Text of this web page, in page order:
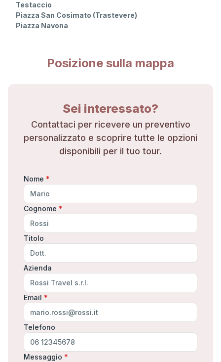
Testaccio
Piazza San Cosimato (Trastevere)
Piazza Navona
Posizione sulla mappa
Sei interessato?
Contattaci per ricevere un preventivo
personalizzato e scoprire tutte le opzioni
disponibili per il tuo tour.
Nome *
Cognome *
Titolo
Azienda
Email *
Telefono
Messaggio *